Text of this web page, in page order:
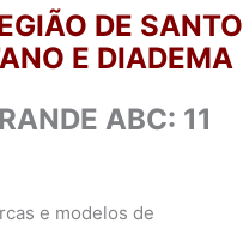
DE SANTO
E DIADEMA
ABC: 11
e modelos de